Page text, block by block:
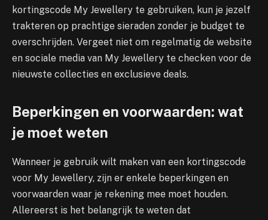
kortingscode My Jewellery te gebruiken, kun je jezelf
trakteren op prachtige sieraden zonder je budget te
overschrijden. Vergeet niet om regelmatig de website
en sociale media van My Jewellery te checken voor de
nieuwste collecties en exclusieve deals.
Beperkingen en voorwaarden: wat
je moet weten
Wanneer je gebruik wilt maken van een kortingscode
voor My Jewellery, zijn er enkele beperkingen en
voorwaarden waar je rekening mee moet houden.
Allereerst is het belangrijk te weten dat